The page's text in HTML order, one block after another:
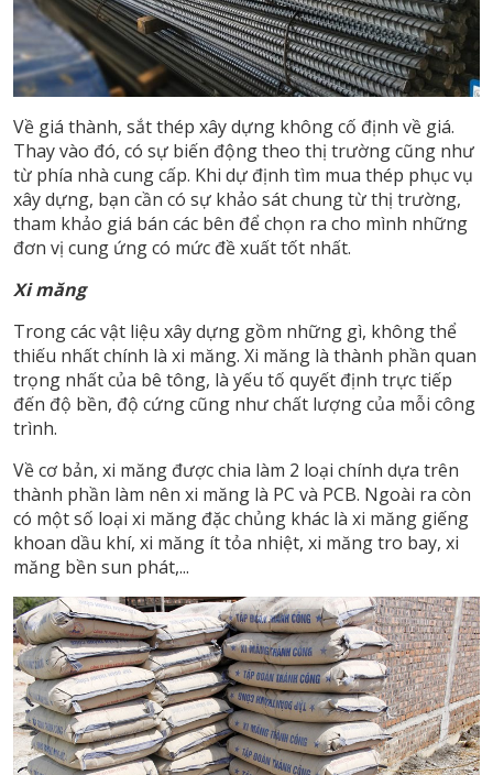
Về giá thành, sắt thép xây dựng không cố định về giá.
Thay vào đó, có sự biến động theo thị trường cũng như
từ phía nhà cung cấp. Khi dự định tìm mua thép phục vụ
xây dựng, bạn cần có sự khảo sát chung từ thị trường,
tham khảo giá bán các bên để chọn ra cho mình những
đơn vị cung ứng có mức đề xuất tốt nhất.
Xi măng
Trong các vật liệu xây dựng gồm những gì, không thể
thiếu nhất chính là xi măng. Xi măng là thành phần quan
trọng nhất của bê tông, là yếu tố quyết định trực tiếp
đến độ bền, độ cứng cũng như chất lượng của mỗi công
trình.
Về cơ bản, xi măng được chia làm 2 loại chính dựa trên
thành phần làm nên xi măng là PC và PCB. Ngoài ra còn
có một số loại xi măng đặc chủng khác là xi măng giếng
khoan dầu khí, xi măng ít tỏa nhiệt, xi măng tro bay, xi
măng bền sun phát,...